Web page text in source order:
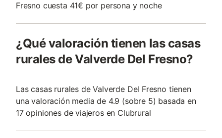
Fresno cuesta 41€ por persona y noche
¿Qué valoración tienen las casas
rurales de Valverde Del Fresno?
Las casas rurales de Valverde Del Fresno tienen
una valoración media de 4.9 (sobre 5) basada en
17 opiniones de viajeros en Clubrural